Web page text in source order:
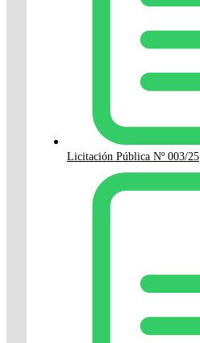
Licitación Pública Nº 003/25